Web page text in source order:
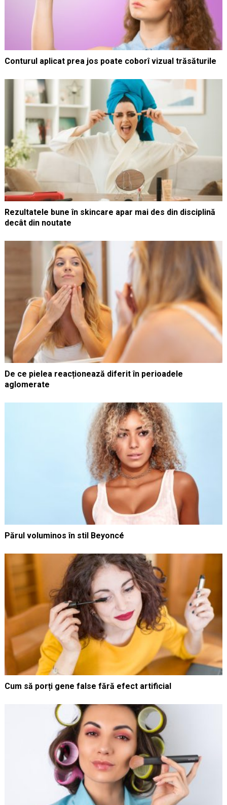
Conturul aplicat prea jos poate coborî vizual trăsăturile
Rezultatele bune în skincare apar mai des din disciplină
decât din noutate
De ce pielea reacționează diferit în perioadele
aglomerate
Părul voluminos în stil Beyoncé
Cum să porți gene false fără efect artificial